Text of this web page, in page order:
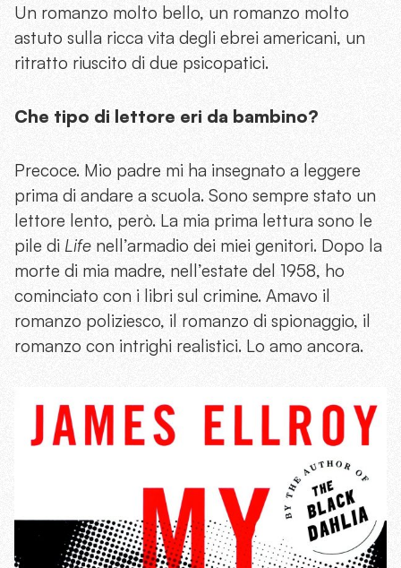
Un romanzo molto bello, un romanzo molto
astuto sulla ricca vita degli ebrei americani, un
ritratto riuscito di due psicopatici.
Che tipo di lettore eri da bambino?
Precoce. Mio padre mi ha insegnato a leggere
prima di andare a scuola. Sono sempre stato un
lettore lento, però. La mia prima lettura sono le
pile di Life nell’armadio dei miei genitori. Dopo la
morte di mia madre, nell’estate del 1958, ho
cominciato con i libri sul crimine. Amavo il
romanzo poliziesco, il romanzo di spionaggio, il
romanzo con intrighi realistici. Lo amo ancora.